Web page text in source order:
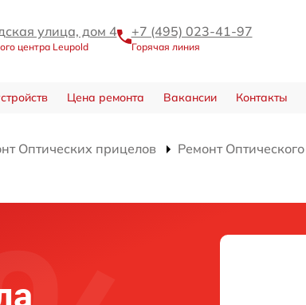
улица, дом 4
центра Leupold
+7 (495) 023-41-97
Горячая линия
Цена ремонта Вакансии Контакты
Оптических прицелов
Ремонт